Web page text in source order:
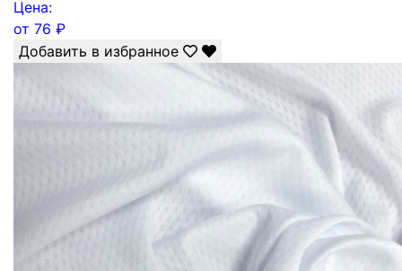
Цена:
от 76 ₽
Добавить в избранное